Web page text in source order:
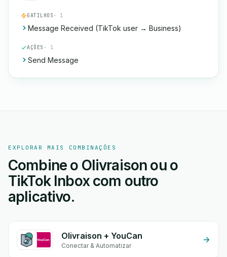
GATILHOS · 1
Message Received (TikTok user → Business)
AÇÕES · 1
Send Message
EXPLORAR MAIS COMBINAÇÕES
Combine o Olivraison ou o
TikTok Inbox com outro
aplicativo.
Olivraison + YouCan
Conectar & Automatizar